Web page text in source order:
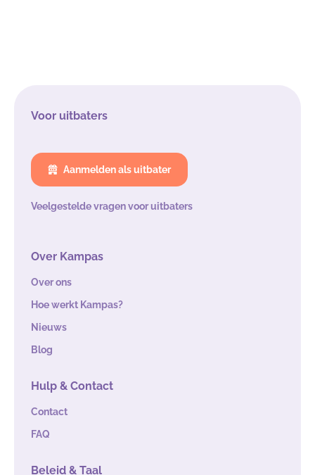
Voor uitbaters
Aanmelden als uitbater
Veelgestelde vragen voor uitbaters
Over Kampas
Over ons
Hoe werkt Kampas?
Nieuws
Blog
Hulp & Contact
Contact
FAQ
Beleid & Taal